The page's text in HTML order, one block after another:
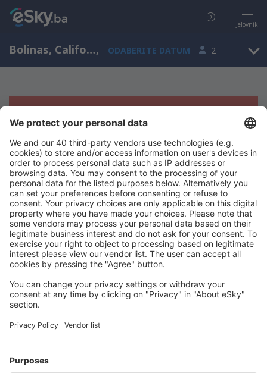
Jelovnik
Bolinas, California, Sjedinjene Američke Države, ODABERITE DATUM 2
Žao nam je, ne možemo da prikažemo
rezultate
Pokušajte još jednom kad izaberete druge kriterijume
Copyright © eSky.ba. Sva prava zadržana.